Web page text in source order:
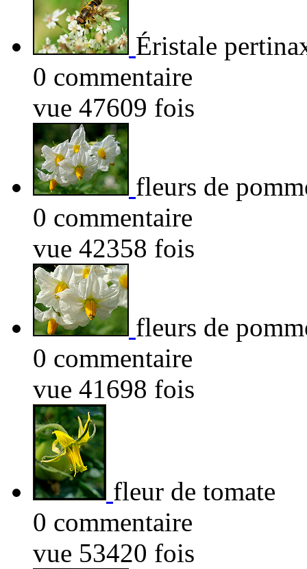
Éristale
0 commentaire
vue 47609 fois
fleurs de
0 commentaire
vue 42358 fois
fleurs de
0 commentaire
vue 41698 fois
fleur de tomate
0 commentaire
vue 53420 fois